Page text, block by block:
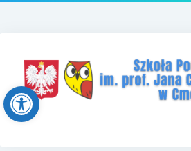
Open toolbar